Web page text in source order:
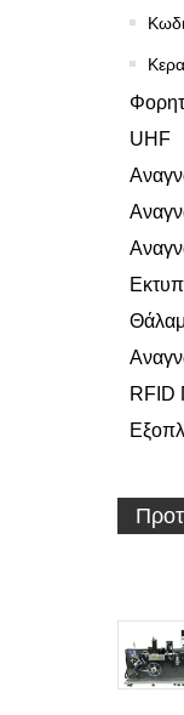
UHF
RFID